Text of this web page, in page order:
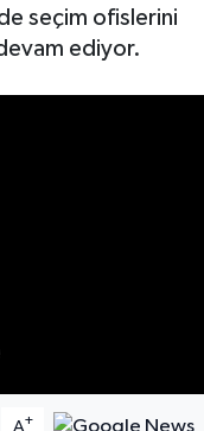
seçim ofislerini
ediyor.
A+